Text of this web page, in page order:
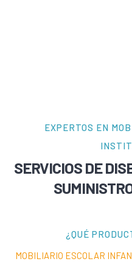
EXPERTOS EN
SERVICIOS DE
¿QUÉ
MOBILIARIO ESCOLAR